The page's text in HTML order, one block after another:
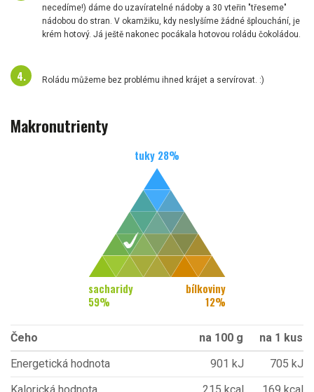
necedíme!) dáme do uzavíratelné nádoby a 30 vteřin "třeseme"
nádobou do stran. V okamžiku, kdy neslyšíme žádné šplouchání, je
krém hotový. Já ještě nakonec pocákala hotovou roládu čokoládou.
Roládu můžeme bez problému ihned krájet a servírovat. :)
Makronutrienty
tuky 28%
sacharidy
59%
bílkoviny
12%
Čeho na 100 g
na 1 kus
Energetická hodnota
901 kJ
705 kJ